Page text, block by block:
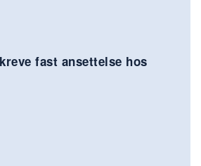
fast ansettelse hos